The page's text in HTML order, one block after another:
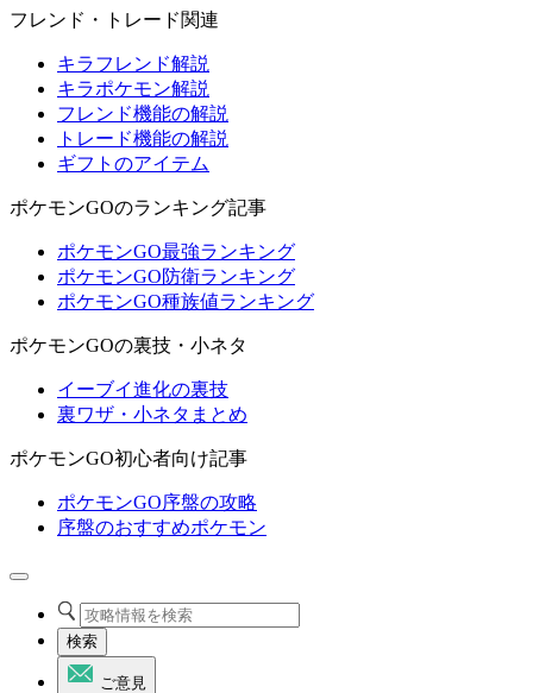
フレンド・トレード関連
キラフレンド解説
キラポケモン解説
フレンド機能の解説
トレード機能の解説
ギフトのアイテム
ポケモンGOのランキング記事
ポケモンGO最強ランキング
ポケモンGO防衛ランキング
ポケモンGO種族値ランキング
ポケモンGOの裏技・小ネタ
イーブイ進化の裏技
裏ワザ・小ネタまとめ
ポケモンGO初心者向け記事
ポケモンGO序盤の攻略
序盤のおすすめポケモン
検索
ご意見